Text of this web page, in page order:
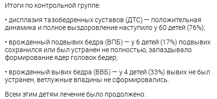
Итоги по контрольной группе:
• дисплазия тазобедренных суставов (ДТС) — положительная
динамика и полное выздоровление наступило у 60 детей (76%);
• врожденный подвывих бедра (ВПБ) — у 6 детей (17%) подвывих
сохранился или был устранен не полностью, запаздывало
формирование ядер головок бедер;
• врожденный вывих бедра (ВВБ) — у 4 детей (33%) вывих не был
устранен, ветлужные впадины не сформировались.
Всем этим детям лечение было продолжено.